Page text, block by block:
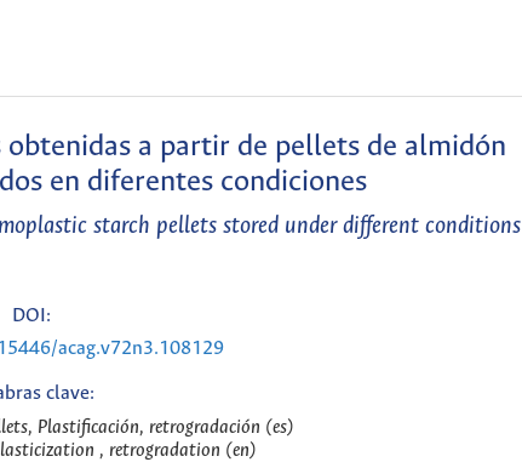
obtenidas a partir de pellets de almidón
en diferentes condiciones
starch pellets stored under different conditions
DOI:
acag.v72n3.108129
clave:
Plastificación, retrogradación (es)
, retrogradation (en)